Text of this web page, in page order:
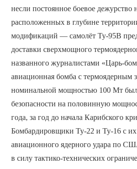
несли постоянное боевое дежурство
расположенных в глубине
модификаций — самолёт Ту-95В
доставки сверхмощного
названного журналистами «Царь-
авиационная бомба с термоядерным
номинальной мощностью 100 Мт
безопасности на половинную
года, за год до начала Карибского
Бомбардировщики Ту-22 и Ту-16 с
авиационного ядерного удара по
в силу тактико-технических